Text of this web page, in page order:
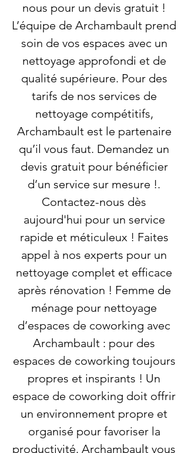
nous pour un devis gratuit !
L’équipe de Archambault prend
soin de vos espaces avec un
nettoyage approfondi et de
qualité supérieure. Pour des
tarifs de nos services de
nettoyage compétitifs,
Archambault est le partenaire
qu’il vous faut. Demandez un
devis gratuit pour bénéficier
d’un service sur mesure !.
Contactez-nous dès
aujourd'hui pour un service
rapide et méticuleux ! Faites
appel à nos experts pour un
nettoyage complet et efficace
après rénovation ! Femme de
ménage pour nettoyage
d’espaces de coworking avec
Archambault : pour des
espaces de coworking toujours
propres et inspirants ! Un
espace de coworking doit offrir
un environnement propre et
organisé pour favoriser la
productivité. Archambault vous